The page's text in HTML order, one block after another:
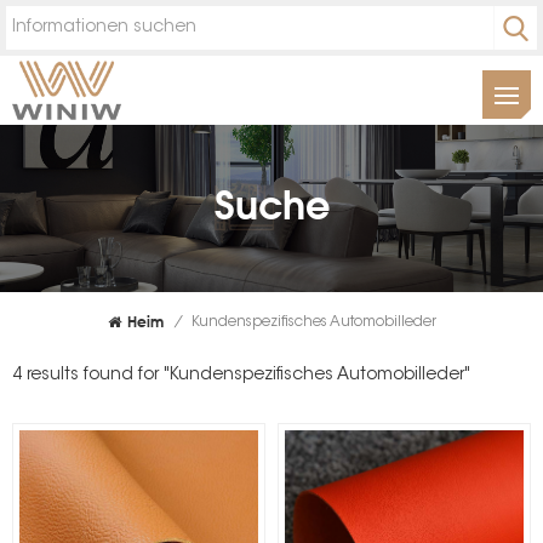
Suche
Heim / Kundenspezifisches Automobilleder
4 results found for "Kundenspezifisches Automobilleder"